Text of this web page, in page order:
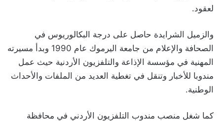
لعقود.
والزميل الشرايدة حاصل على درجة البكالوريوس في
الصحافة والإعلام من جامعة اليرموك عام 1990 وبدأ مسيرته
المهنية في مؤسسة الإذاعة والتلفزيون الأردنية حيث عمل
مندوبا للأخبار وتنقل في تغطية العديد من الملفات والأحداث
الوطنية.
كما شغل منصب مندوب التلفزيون الأردني في محافظة